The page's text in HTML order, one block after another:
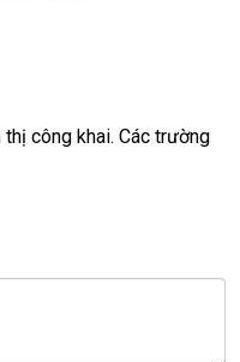
lan port…
CHẤT LƯỢNG • GIÁ
0938.078.389
công khai. Các trường